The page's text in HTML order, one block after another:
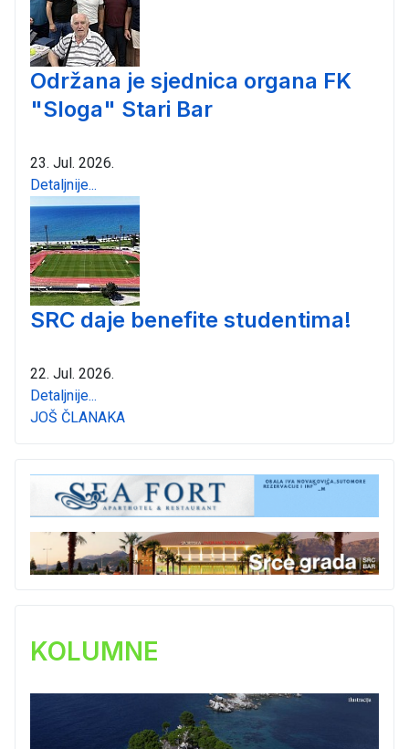
Održana je sjednica organa FK
"Sloga" Stari Bar
23. Jul. 2026.
Detaljnije...
SRC daje benefite studentima!
22. Jul. 2026.
Detaljnije...
JOŠ ČLANAKA
KOLUMNE